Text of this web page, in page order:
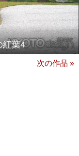
葉4
次の作品 »